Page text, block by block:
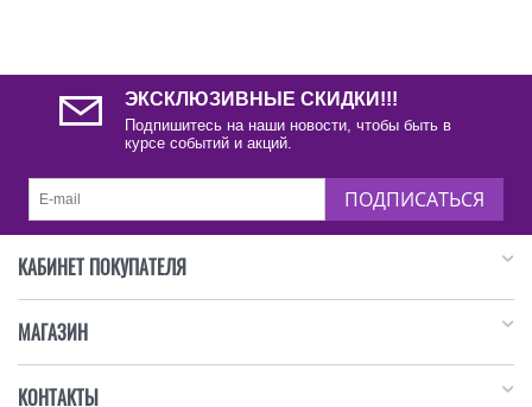
ЭКСКЛЮЗИВНЫЕ СКИДКИ!!!
Подпишитесь на наши новости, чтобы быть в
курсе событий и акций.
ПОДПИСАТЬСЯ
КАБИНЕТ ПОКУПАТЕЛЯ
МАГАЗИН
КОНТАКТЫ